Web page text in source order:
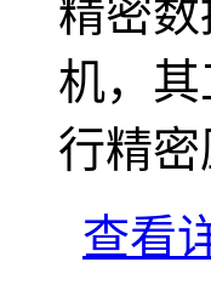
精密
机，
行精密
查看